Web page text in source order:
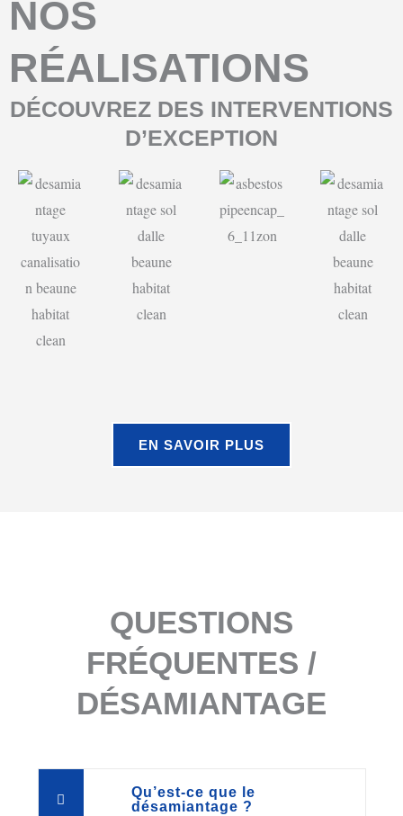
NOS
RÉALISATIONS
DÉCOUVREZ DES INTERVENTIONS
D’EXCEPTION
EN SAVOIR PLUS
QUESTIONS
FRÉQUENTES /
DÉSAMIANTAGE
Qu’est-ce que le
désamiantage ?